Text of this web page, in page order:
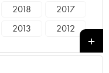
2018
2017
2013
2012